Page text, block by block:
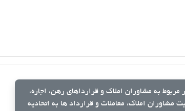
به مشاوران املاک و قرارداهای رهن، اجاره،
املاک، معاملات و قرارداد ها به اتحادیه